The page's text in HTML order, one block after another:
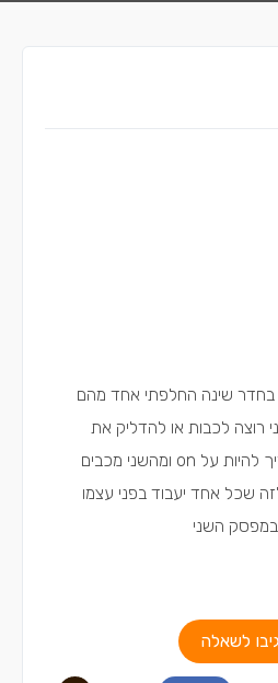
בחדר שינה החלפתי אחד מהם
רוצה לכבות או להדליק את
האור אחד המפסקים צריך להיות על on ומהשני מכבים
שכל אחד יעבוד בפני עצמו
במפסק השני
לשאלה